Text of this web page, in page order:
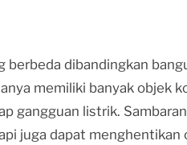
dibandingkan
memiliki banyak objek
gangguan listrik.
juga dapat menghentikan